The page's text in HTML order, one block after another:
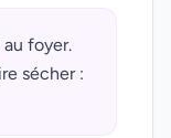
foyer.
sécher :